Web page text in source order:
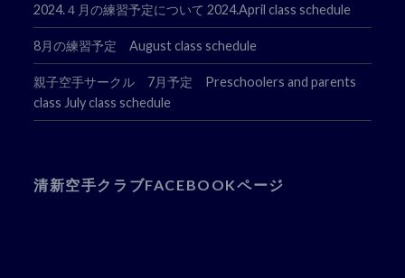
2024.４月の練習予定について 2024.April class schedule
8月の練習予定 August class schedule
親子空手サークル 7月予定 Preschoolers and parents
class July class schedule
清新空手クラブFACEBOOKページ